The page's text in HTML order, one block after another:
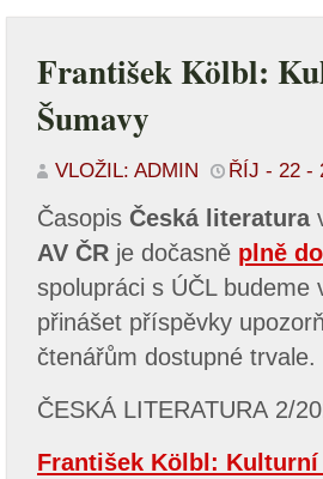
František Kölbl:
Šumavy
VLOŽIL: ADMIN ŘÍJ - 22 -
Časopis Česká literatura
AV ČR je dočasně plně
spolupráci s ÚČL
přinášet příspěvky
čtenářům dostupné trvale.
ČESKÁ LITERATURA 2/
František Kölbl: